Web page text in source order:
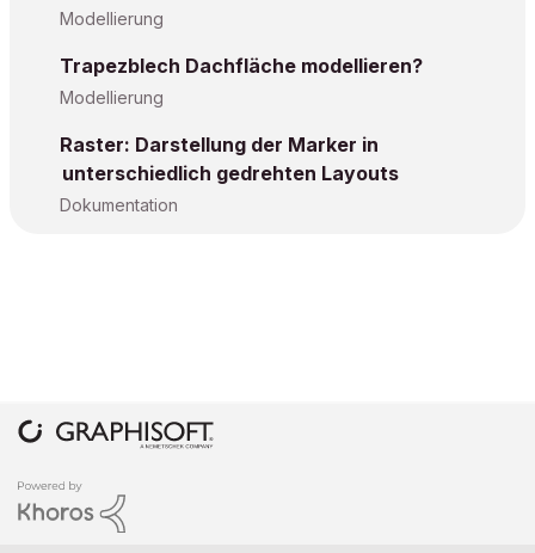
Modellierung
Trapezblech Dachfläche modellieren?
Modellierung
Raster: Darstellung der Marker in
unterschiedlich gedrehten Layouts
Dokumentation